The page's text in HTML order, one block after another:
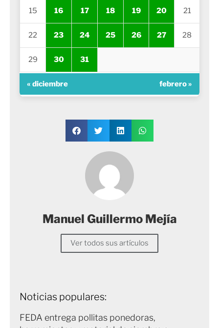
15 16 17 18 19 20 21
22 23 24 25 26 27 28
29 30 31
« diciembre febrero »
Manuel Guillermo Mejía
Ver todos sus artículos
Noticias populares:
FEDA entrega pollitas ponedoras,